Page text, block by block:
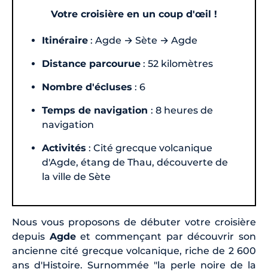
Votre croisière en un coup d'œil !
Itinéraire : Agde → Sète → Agde
Distance parcourue : 52 kilomètres
Nombre d'écluses : 6
Temps de navigation: 8 heures de
navigation
Activités : Cité grecque volcanique
d'Agde, étang de Thau, découverte de
la ville de Sète
Nous vous proposons de débuter votre croisière
depuis Agdeet commençant par découvrir son
ancienne cité grecque volcanique, riche de 2 600
ans d'Histoire. Surnommée "la perle noire de la